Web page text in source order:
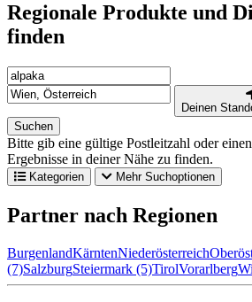
Regionale Produkte und
finden
Deinen
Suchen
Bitte gib eine gültige Postleitzahl oder
Ergebnisse in deiner Nähe zu finden.
Kategorien Mehr Suchoptionen
Partner nach Regionen
BurgenlandKärntenNiederösterreich
(7)SalzburgSteiermark (5)TirolVorarlberg